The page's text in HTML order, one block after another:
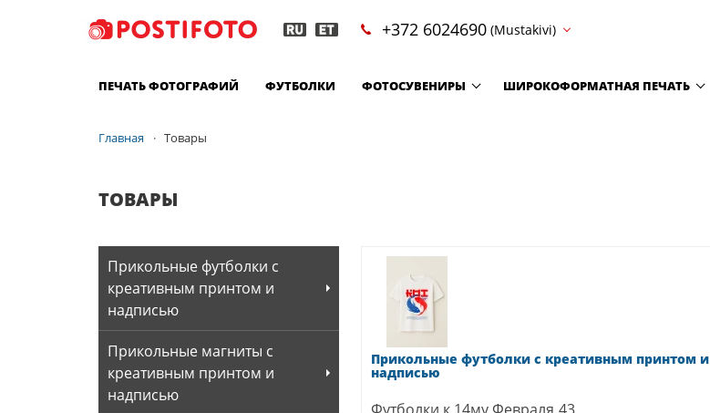
+372 6024690 (Mustakivi)
ПЕЧАТЬ ФОТОГРАФИЙ ФУТБОЛКИ ФОТОСУВЕНИРЫ ШИРОКОФОРМАТНАЯ ПЕЧАТЬ
Главная Товары
ТОВАРЫ
Прикольные футболки с
креативным принтом и
надписью
Прикольные магниты с
креативным принтом и
надписью
Прикольные футболки с креативным принтом и
надписью